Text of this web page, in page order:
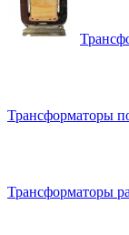
Трансформаторы
Трансформаторы